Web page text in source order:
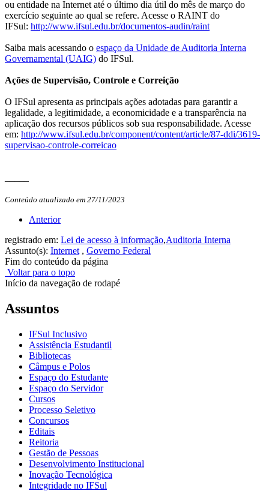
ou entidade na Internet até o último dia útil do mês de março do
exercício seguinte ao qual se refere. Acesse o RAINT do
IFSul: http://www.ifsul.edu.br/documentos-audin/raint
Saiba mais acessando o espaço da Unidade de Auditoria Interna
Governamental (UAIG) do IFSul.
Ações de Supervisão, Controle e Correição
O IFSul apresenta as principais ações adotadas para garantir a
legalidade, a legitimidade, a economicidade e a transparência na
aplicação dos recursos públicos sob sua responsabilidade. Acesse
em: http://www.ifsul.edu.br/component/content/article/87-ddi/3619-
supervisao-controle-correicao
Conteúdo atualizado em 27/11/2023
Anterior
registrado em: Lei de acesso à informação,Auditoria Interna
Assunto(s): Internet , Governo Federal
Fim do conteúdo da página
Voltar para o topo
Início da navegação de rodapé
Assuntos
IFSul Inclusivo
Assistência Estudantil
Bibliotecas
Câmpus e Polos
Espaço do Estudante
Espaço do Servidor
Cursos
Processo Seletivo
Concursos
Editais
Reitoria
Gestão de Pessoas
Desenvolvimento Institucional
Inovação Tecnológica
Integridade no IFSul